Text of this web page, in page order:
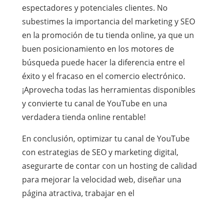
espectadores y potenciales clientes. No
subestimes la importancia del marketing y SEO
en la promoción de tu tienda online, ya que un
buen posicionamiento en los motores de
búsqueda puede hacer la diferencia entre el
éxito y el fracaso en el comercio electrónico.
¡Aprovecha todas las herramientas disponibles
y convierte tu canal de YouTube en una
verdadera tienda online rentable!
En conclusión, optimizar tu canal de YouTube
con estrategias de SEO y marketing digital,
asegurarte de contar con un hosting de calidad
para mejorar la velocidad web, diseñar una
página atractiva, trabajar en el